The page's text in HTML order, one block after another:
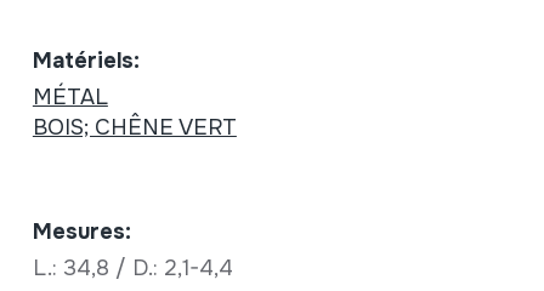
Matériels:
MÉTAL
BOIS; CHÊNE VERT
Mesures:
L.: 34,8 / D.: 2,1-4,4